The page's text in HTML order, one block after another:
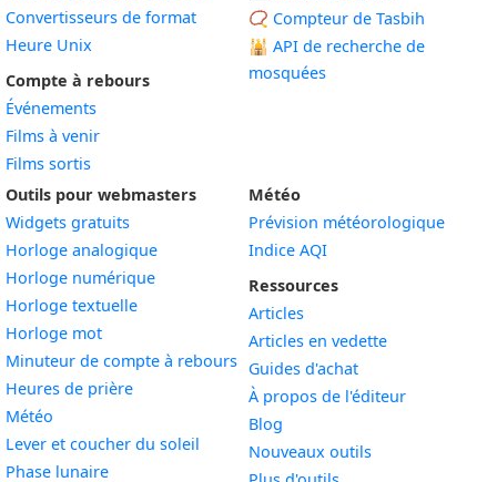
Convertisseurs de format
Heure Unix
Compte à rebours
Événements
Films à venir
Films sortis
📿 Compteur de Tasbih
🕌 API de recherche de
mosquées
Outils pour webmasters
Widgets gratuits
Horloge analogiqueWidget
Horloge numériqueWidget
Horloge textuelleWidget
Horloge motWidget
Minuteur de compte à rebours Widget
Heures de prièreWidget
Météo
Lever et coucher du soleil
Phase lunaireWidget
Météo
Prévision météorologique
Indice AQI
Ressources
Articles
Articles en vedette
Guides d'achat
À propos de l'éditeur
Blog
Nouveaux outils